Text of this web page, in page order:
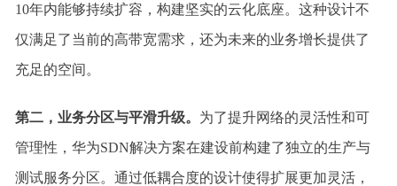
10年内能够持续扩容，构建坚实的云化底座。这种设计不
仅满足了当前的高带宽需求，还为未来的业务增长提供了
充足的空间。
第二，业务分区与平滑升级。 为了提升网络的灵活性和可
管理性，华为SDN解决方案在建设前构建了独立的生产与
测试服务分区。通过低耦合度的设计使得扩展更加灵活，